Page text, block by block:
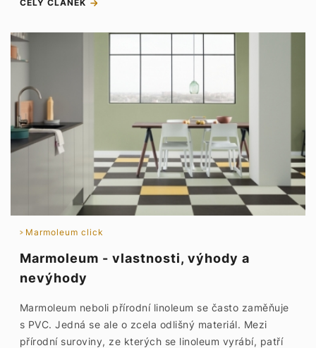
CELÝ ČLÁNEK
Marmoleum click
Marmoleum - vlastnosti, výhody a
nevýhody
Marmoleum neboli přírodní linoleum se často zaměňuje
s PVC. Jedná se ale o zcela odlišný materiál. Mezi
přírodní suroviny, ze kterých se linoleum vyrábí, patří